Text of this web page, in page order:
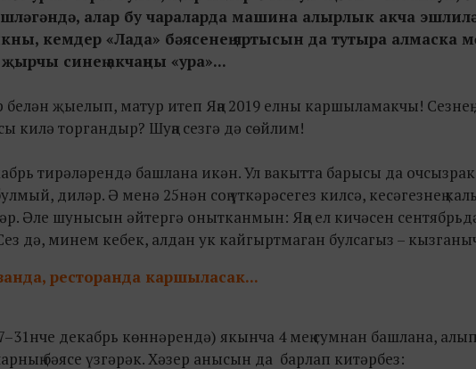
алар бу чараларда машина алырлык акча
кемдер «Лада» бәясенең яртысын да тутыра алмаска
синең акчаңны «ура»...
белән җыелып, матур итеп Яңа 2019 елны каршыламакчы! Сезнең
килә торгандыр? Шуңа сезгә дә сөйлим!
тирәләрендә башлана икән. Ул вакытта барысы да
диләр. Ә менә 25нән соң үткәрәсегез килсә, кесәгезнең
Әле шунысын әйтергә онытканмын: Яңа ел кичәсен
дә, минем кебек, алдан ук кайгыртмаган булсагыз –
ресторанда каршыласак...
декабрь көннәрендә) якынча 4 мең сумнан башлана,
бәясе үзгәрәк. Хәзер анысын да барлап китәрбез: